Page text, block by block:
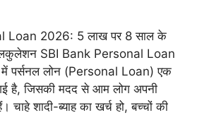
Loan 2026: 5 लाख पर 8 साल के
SBI Bank Personal Loan
लोन (Personal Loan) एक
गई है, जिसकी मदद से आम लोग अपनी
शादी-ब्याह का खर्च हो, बच्चों की